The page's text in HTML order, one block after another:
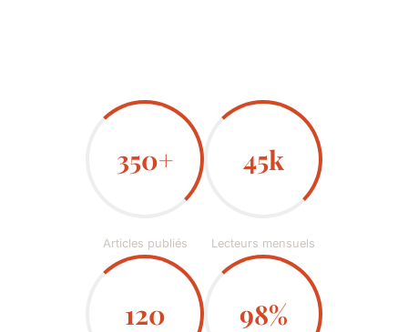
350+
Articles publiés
45k
Lecteurs mensuels
120 98%